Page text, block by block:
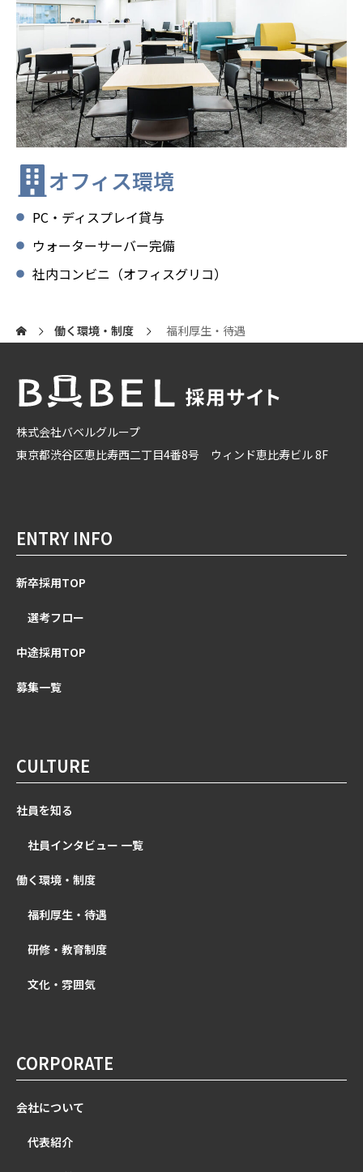
オフィス環境
PC・ディスプレイ貸与
ウォーターサーバー完備
社内コンビニ（オフィスグリコ）
働く環境・制度 福利厚生・待遇
株式会社バベルグループ
東京都渋谷区恵比寿西二丁目4番8号 ウィンド恵比寿ビル 8F
ENTRY INFO
新卒採用TOP
選考フロー
中途採用TOP
募集一覧
CULTURE
社員を知る
社員インタビュー 一覧
働く環境・制度
福利厚生・待遇
研修・教育制度
文化・雰囲気
CORPORATE
会社について
代表紹介